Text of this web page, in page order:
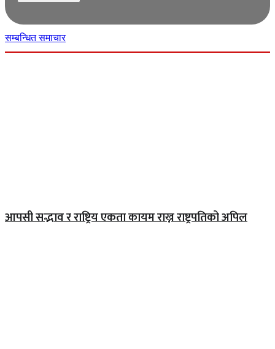
सम्बन्धित समाचार
आपसी सद्भाव र राष्ट्रिय एकता कायम राख्न राष्ट्रपतिको अपिल